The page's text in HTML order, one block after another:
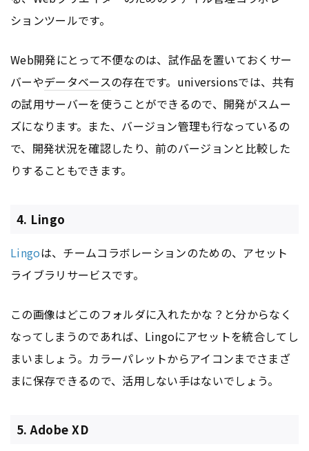
ションツールです。
Web開発にとって不便なのは、試作品を置いておくサー
バーやデータベースの存在です。universionsでは、共有
の試用サーバーを使うことができるので、開発がスムー
ズになります。また、バージョン管理も行なっているの
で、開発状況を確認したり、前のバージョンと比較した
りすることもできます。
4. Lingo
Lingoは、チームコラボレーションのための、アセット
ライブラリサービスです。
この画像はどこのフォルダに入れたかな？と分からなく
なってしまうのであれば、Lingoにアセットを統合してし
まいましょう。カラーパレットからアイコンまでさまざ
まに保存できるので、活用しない手はないでしょう。
5. Adobe XD